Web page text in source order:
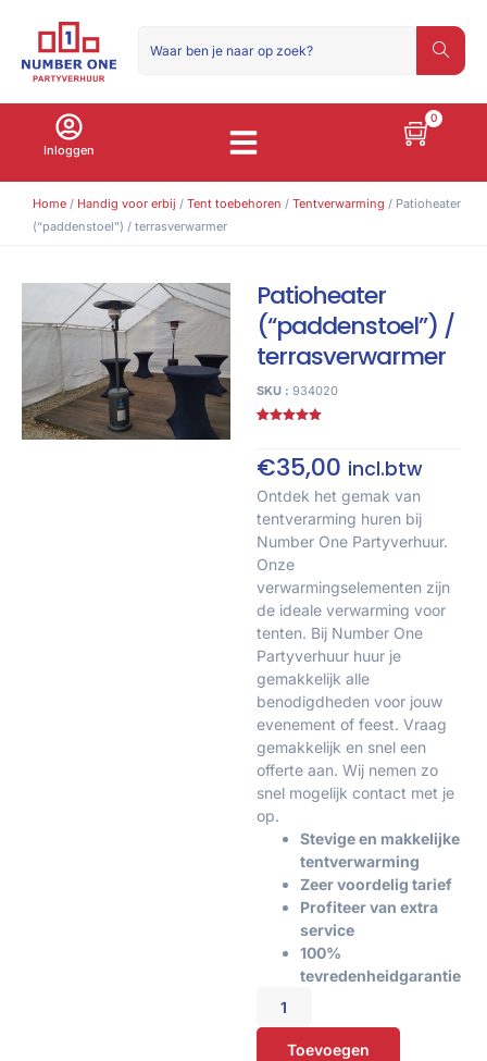
Inloggen
0
Home / Handig voor erbij / Tent toebehoren / Tentverwarming / Patioheater
(“paddenstoel”) / terrasverwarmer
Patioheater
(“paddenstoel”) /
terrasverwarmer
SKU : 934020
gebaseerd
opklant
waarderingen
€35,00 incl.btw
Ontdek het gemak van
tentverarming huren bij
Number One Partyverhuur.
Onze
verwarmingselementen zijn
de ideale verwarming voor
tenten. Bij Number One
Partyverhuur huur je
gemakkelijk alle
benodigdheden voor jouw
evenement of feest. Vraag
gemakkelijk en snel een
offerte aan. Wij nemen zo
snel mogelijk contact met je
op.
Stevige en makkelijke
tentverwarming
Zeer voordelig tarief
Profiteer van extra
service
100%
tevredenheidgarantie
Toevoegen